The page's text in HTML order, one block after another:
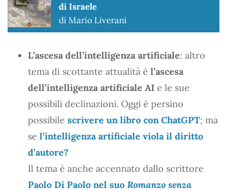
di Israele
di Mario Liverani
L’ascesa dell’intelligenza artificiale: altro
tema di scottante attualità è l’ascesa
dell’intelligenza artificiale AI e le sue
possibili declinazioni. Oggi è persino
possibile scrivere un libro con ChatGPT; ma
se l’intelligenza artificiale viola il diritto
d’autore?
Il tema è anche accennato dallo scrittore
Paolo Di Paolo nel suo Romanzo senza